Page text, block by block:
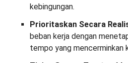
kebingungan.
Prioritaskan Secara
beban kerja dengan
tempo yang mencerminkan